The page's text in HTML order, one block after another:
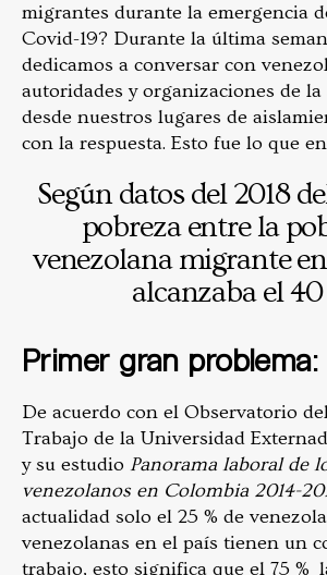
migrantes durante la emergencia
Covid-19? Durante la última
dedicamos a conversar con
autoridades y organizaciones de
desde nuestros lugares de
con la respuesta. Esto fue lo que
Según datos del 2018
pobreza entre la
venezolana migrante
alcanzaba el 40
Primer gran problema:
De acuerdo con el Observatorio
Trabajo de la Universidad
y su estudio Panorama laboral de
venezolanos en Colombia 2014-
actualidad solo el 25 % de
venezolanas en el país tienen un
trabajo, esto significa que el 75 %